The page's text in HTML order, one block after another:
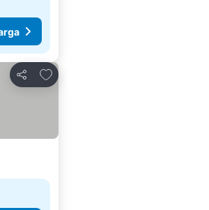
Bagikan
Tambahkan ke favorit